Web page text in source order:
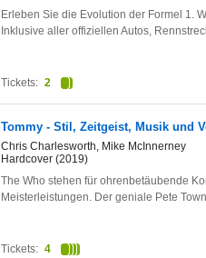
Erleben Sie die Evolution der Formel 1.
Inklusive aller offiziellen Autos,
Tickets: 2
Tommy - Stil, Zeitgeist, Musik und
Chris Charlesworth, Mike McInnerney
Hardcover (2019)
The Who stehen für ohrenbetäubende
Meisterleistungen. Der geniale Pete
Tickets: 4